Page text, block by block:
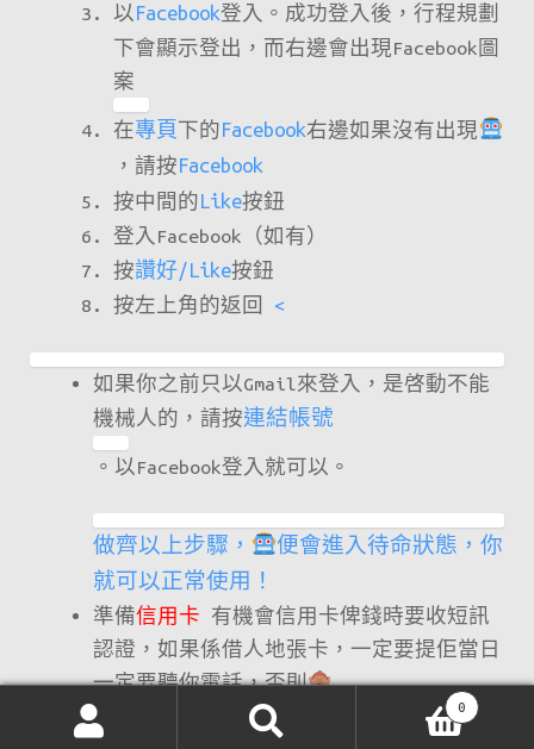
以 Facebook登入。成功登入後，行程規劃
下會顯示登出，而右邊會出現Facebook圖
案
在專頁 下的Facebook右邊如果沒有出現
，請按Facebook
按中間的Like按鈕
登入Facebook（如有）
按讚好/Like按鈕
按左上角的返回 <
如果你之前只以Gmail來登入，是啓動不能
機械人的，請按連結帳號
。以Facebook登入就可以。
做齊以上步驟，
便會進入待命狀態，你
就可以正常使用！
準備信用卡 有機會信用卡俾錢時要收短訊
認證，如果係借人地張卡，一定要提佢當日
一定要聽你電話，否則
0